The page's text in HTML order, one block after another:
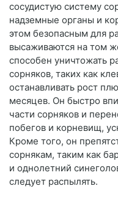
сосудистую систему
надземные органы и
этом безопасным для
высаживаются на том
способен уничтожать
сорняков, таких как
останавливать рост
месяцев. Он быстро
части сорняков и
побегов и корневищ,
Кроме того, он
сорнякам, таким как
и однолетний
следует распылять.